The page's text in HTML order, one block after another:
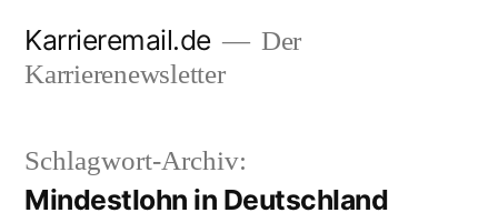
Inhalt
Karrieremail.de
Der
Karrierenewsletter
Schlagwort-Archiv:
Mindestlohn in Deutschland